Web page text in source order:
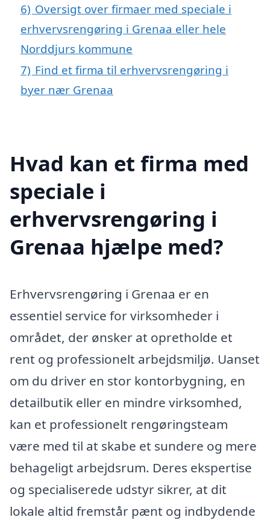
6) Oversigt over firmaer med speciale i
erhvervsrengøring i Grenaa eller hele
Norddjurs kommune
7) Find et firma til erhvervsrengøring i
byer nær Grenaa
Hvad kan et firma med
speciale i
erhvervsrengøring i
Grenaa hjælpe med?
Erhvervsrengøring i Grenaa er en
essentiel service for virksomheder i
området, der ønsker at opretholde et
rent og professionelt arbejdsmiljø. Uanset
om du driver en stor kontorbygning, en
detailbutik eller en mindre virksomhed,
kan et professionelt rengøringsteam
være med til at skabe et sundere og mere
behageligt arbejdsrum. Deres ekspertise
og specialiserede udstyr sikrer, at dit
lokale altid fremstår pænt og indbydende